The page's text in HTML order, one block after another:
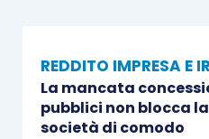
REDDITO IMPRESA E
La mancata
pubblici non blocca
società di comodo